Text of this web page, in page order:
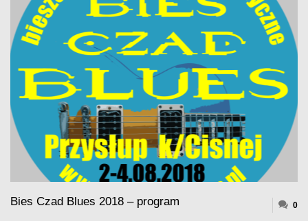
2018"
Bies Czad Blues 2018 – program 0